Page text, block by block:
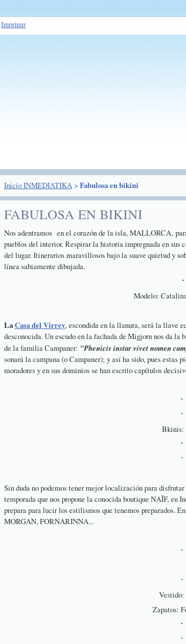
Inicio INMEDIATIKA> Fabulosa en bikini
FABULOSA EN BIKINI
Nos adentramos en el corazón de la isla, MALLORCA,
pueblos del interior. Respirar la historia impregnada en sus
del lugar. Itinerarios maravillosos bajo la suave quietud y
línea sabiamente dibujada.
Modelo:
LaCasa del Virrey, escondida en la llanura, será la llave
desconocida. Un escudo en la fachada de Migjorn nos da
de la familia Campaner: "Phenicis instar vivet nomen
sonará la campana (o Campaner); y así ha sido, pues estas
moradores y en sus dominios se han escrito capítulos
Bkinis:
Sin duda no podemos tener mejor localización para
temporada que nos propone la conocida boutique NAÏF, en
prepara para lucir los estilismos que tenemos preparados.
MORGAN, FORNARINNA...
Vestido:
Zapatos:
Imprimir